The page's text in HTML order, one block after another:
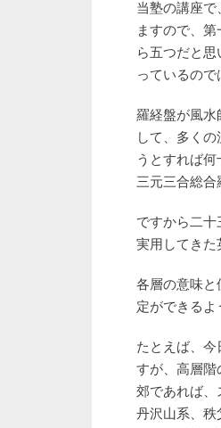
当塾の講座
ますので、
ら五つだと
っているので
羅経盤が風水
して、多く
うとすれば
三元三合総合
ですから二
実用してきた
各層の意味
定ができるよ
たとえば、
すが、高層階
郊であれば
丹沢山系、